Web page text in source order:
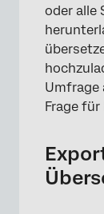
oder alle
Umfrage
Frage für